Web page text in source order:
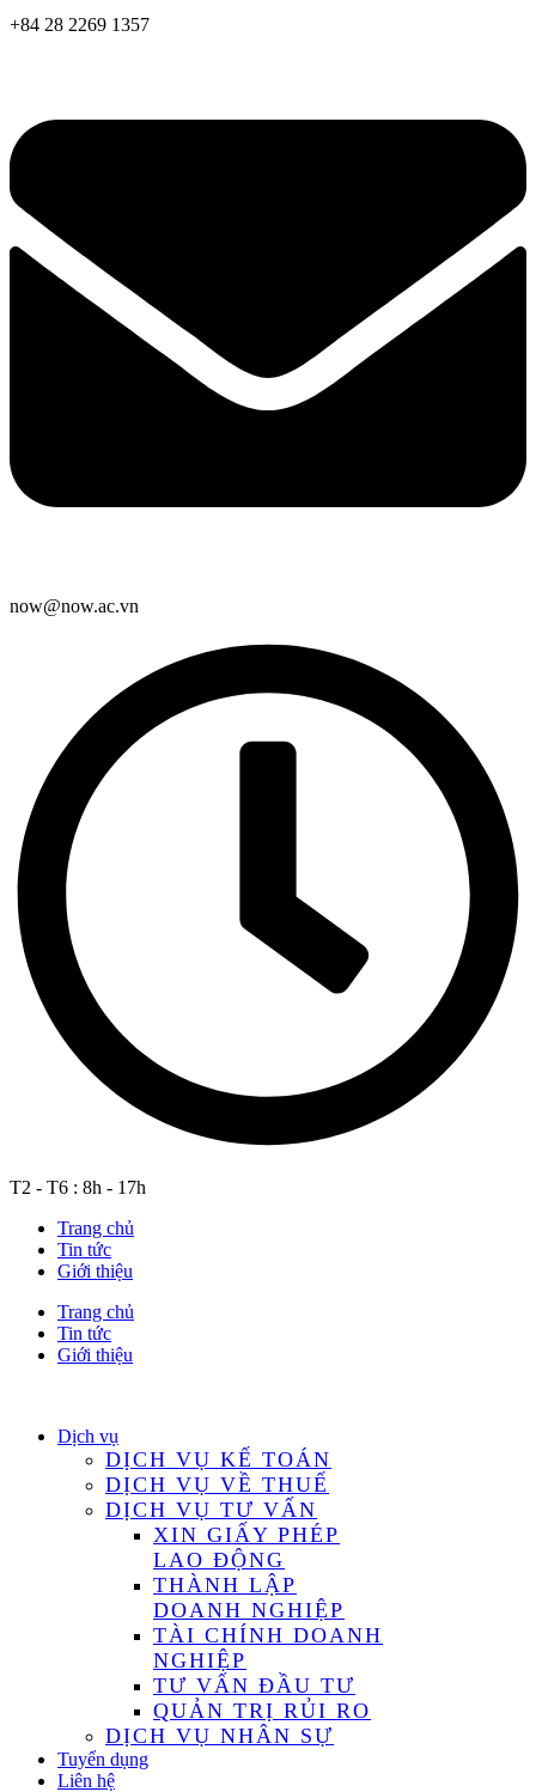
+84 28 2269 1357
now@now.ac.vn
T2 - T6 : 8h - 17h
Trang chủ
Tin tức
Giới thiệu
Trang chủ
Tin tức
Giới thiệu
Dịch vụ
DỊCH VỤ KẾ TOÁN
DỊCH VỤ VỀ THUẾ
DỊCH VỤ TƯ VẤN
XIN GIẤY PHÉP
LAO ĐỘNG
THÀNH LẬP
DOANH NGHIỆP
TÀI CHÍNH DOANH
NGHIỆP
TƯ VẤN ĐẦU TƯ
QUẢN TRỊ RỦI RO
DỊCH VỤ NHÂN SỰ
Tuyển dụng
Liên hệ